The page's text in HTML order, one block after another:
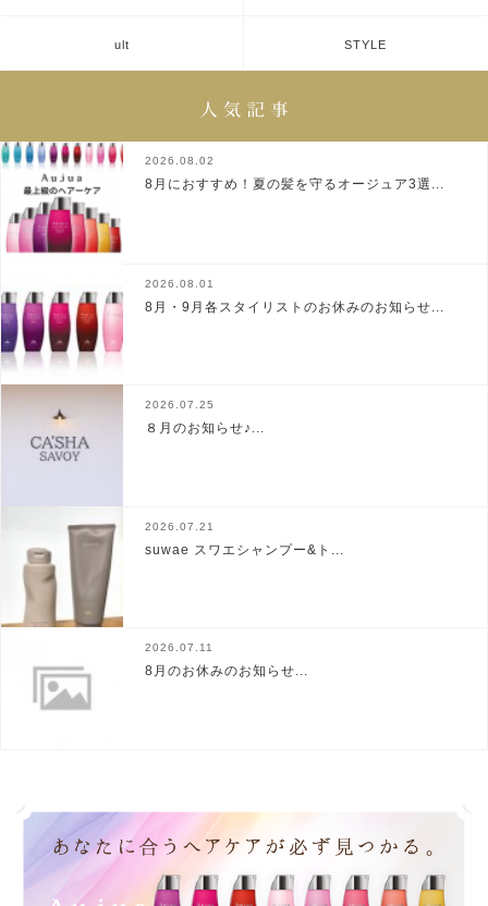
ult STYLE
2026.08.02
8月におすすめ！夏の髪を守るオージュア3選...
2026.08.01
8月・9月各スタイリストのお休みのお知らせ...
2026.07.25
８月のお知らせ♪...
2026.07.21
suwae スワエシャンプー&ト...
2026.07.11
8月のお休みのお知らせ...